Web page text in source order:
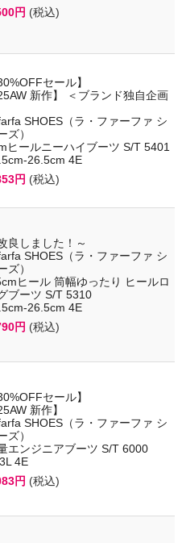
円 (税込)
セール】
25AW 新作】 ＜ブランド独自企画
SHOES（ラ・ファーファ シ
ズ）
ヒールニーハイブーツ S/T 5401
26.5cm 4E
円 (税込)
良しました！～
SHOES（ラ・ファーファ シ
ズ）
ヒール 筒幅ゆったり ヒールロ
ブーツ S/T 5310
26.5cm 4E
円 (税込)
セール】
新作】
SHOES（ラ・ファーファ シ
ズ）
エンジニアブーツ S/T 6000
4E
円 (税込)